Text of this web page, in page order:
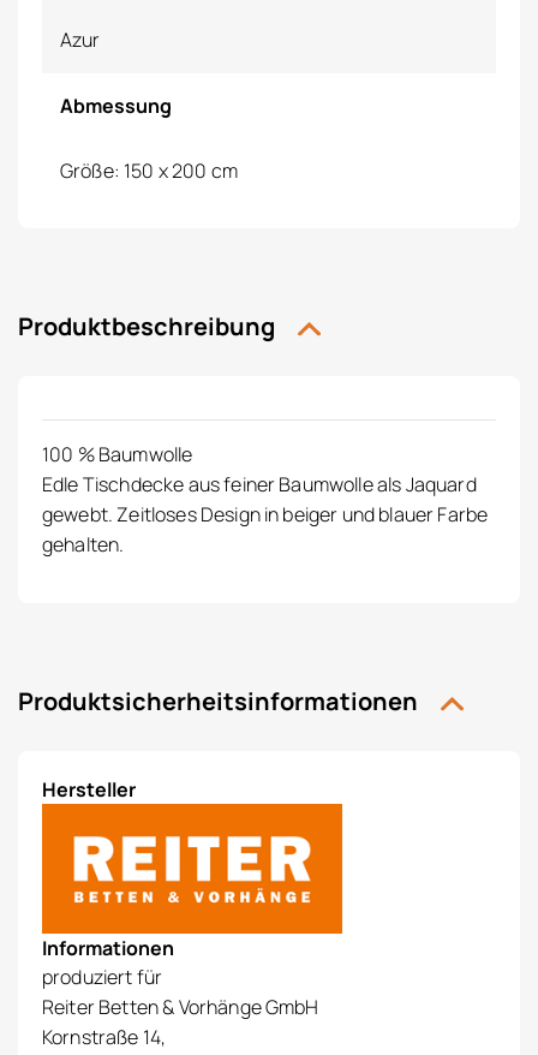
Azur
Abmessung
Größe: 150 x 200 cm
Produktbeschreibung
100 % Baumwolle
Edle Tischdecke aus feiner Baumwolle als Jaquard
gewebt. Zeitloses Design in beiger und blauer Farbe
gehalten.
Produktsicherheitsinformationen
Hersteller
Informationen
produziert für
Reiter Betten & Vorhänge GmbH
Kornstraße 14,